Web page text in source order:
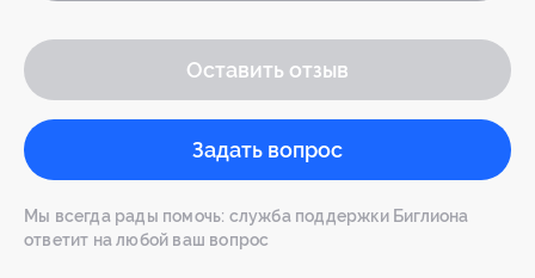
Оставить отзыв
Задать вопрос
Мы всегда рады помочь: служба поддержки Биглиона
ответит на любой ваш вопрос